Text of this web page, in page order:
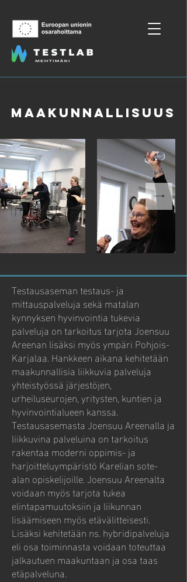
maakunnallisuus
Testausaseman testaus- ja
mittauspalveluja sekä matalan
kynnyksen hyvinvointia tukevia
palveluja on tarkoitus tarjota Joensuu
Areenan lisäksi myös ympäri Pohjois-
Karjalaa. Hankkeen aikana kehitetään
maakunnallisia liikkuvia palveluja
yhteistyössä järjestöjen,
urheiluseurojen, yritysten, kuntien ja
hyvinvointialueen kanssa.
Testausasemasta Joensuu Areenalla ja
liikkuvina palveluina on tarkoitus
rakentaa moderni oppimis- ja
harjoitteluympäristö Karelian sote-
alan opiskelijoille. Joensuu Areenalta
voidaan myös tarjota tukea
elintapamuutoksiin ja liikunnan
lisäämiseen myös etävälitteisesti.
Lisäksi kehitetään ns. hybridipalveluja
eli osa toiminnasta voidaan toteuttaa
jalkautuen maakuntaan ja osa taas
etäpalveluna.